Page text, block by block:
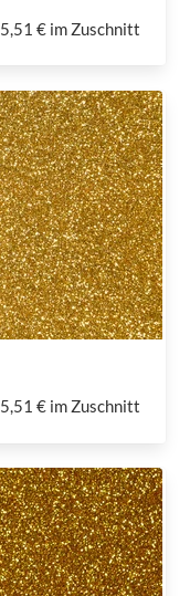
5,51 € im Zuschnitt
5,51 € im Zuschnitt